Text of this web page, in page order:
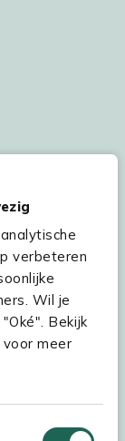
verbeteren
Wil je
Bekijk
voor meer